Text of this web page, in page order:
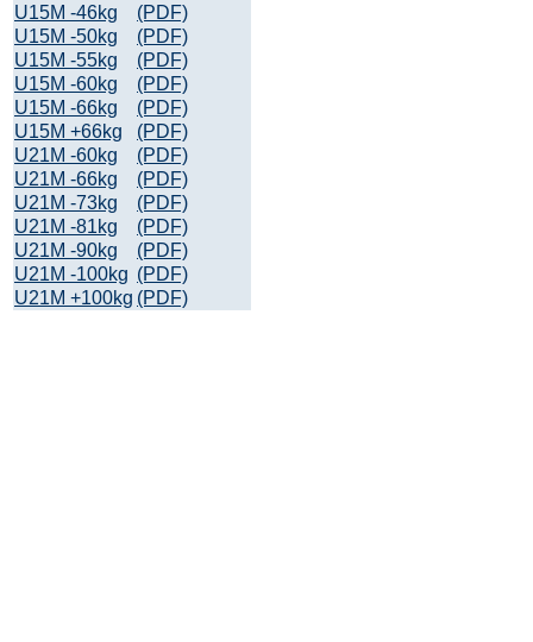
U15M -46kg
(PDF)
U15M -50kg
(PDF)
U15M -55kg
(PDF)
U15M -60kg
(PDF)
U15M -66kg
(PDF)
U15M +66kg
(PDF)
U21M -60kg
(PDF)
U21M -66kg
(PDF)
U21M -73kg
(PDF)
U21M -81kg
(PDF)
U21M -90kg
(PDF)
U21M -100kg (PDF)
U21M +100kg (PDF)